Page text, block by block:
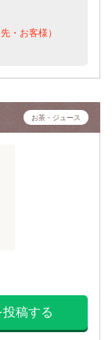
・お客様）
お茶・ジュース
稿する